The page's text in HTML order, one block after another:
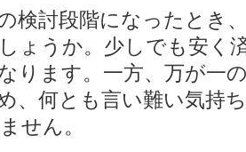
検討段階になったとき
ょうか。少しでも安く
ります。一方、万が一
、何とも言い難い気持
せん。